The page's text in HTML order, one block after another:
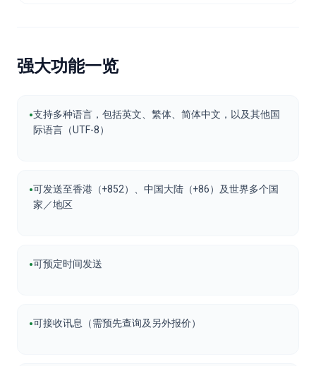
强大功能一览
•支持多种语言，包括英文、繁体、简体中文，以及其他国
际语言（UTF-8）
•可发送至香港（+852）、中国大陆（+86）及世界多个国
家／地区
•可预定时间发送
•可接收讯息（需预先查询及另外报价）